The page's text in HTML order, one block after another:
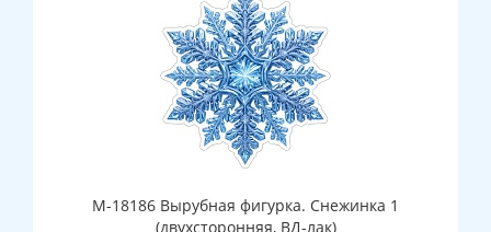
М-18186 Вырубная фигурка. Снежинка 1
(двухсторонняя, ВД-лак)